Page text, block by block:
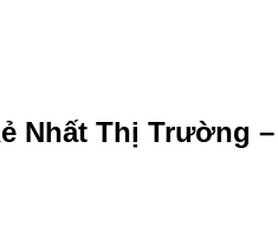
Nhất Thị Trường